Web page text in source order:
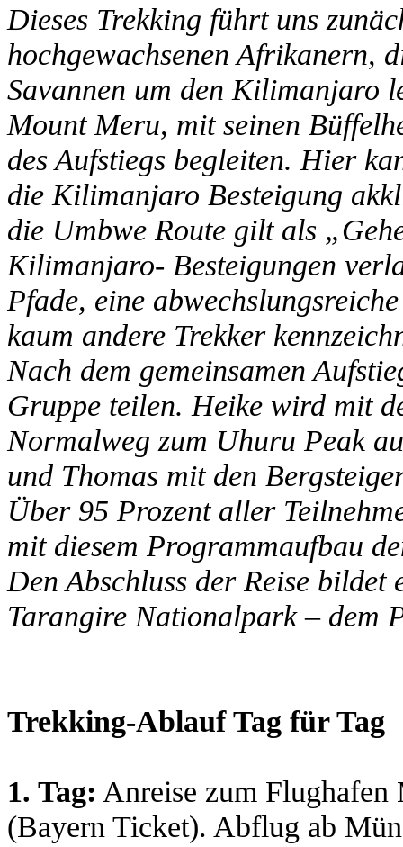
Dieses Trekking führt uns
hochgewachsenen Afrikanern,
Savannen um den Kilimanjaro
Mount Meru, mit seinen
des Aufstiegs begleiten. Hier
die Kilimanjaro Besteigung
die Umbwe Route gilt als
Kilimanjaro- Besteigungen
Pfade, eine
kaum andere Trekker
Nach dem gemeinsamen
Gruppe teilen. Heike wird mit
Normalweg zum Uhuru Peak
und Thomas mit den
Über 95 Prozent aller
mit diesem Programmaufbau
Den Abschluss der Reise
Tarangire Nationalpark – dem
Trekking-Ablauf Tag für Tag
1. Tag: Anreise zum Flughafen
(Bayern Ticket). Abflug ab